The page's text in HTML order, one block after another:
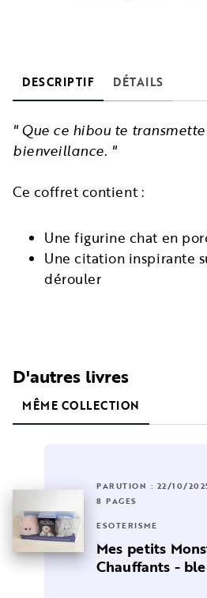
DESCRIPTIF DÉTAILS
" Que ce hibou te
bienveillance. "
Ce coffret contient :
Une figurine chat en
Une citation inspirante
dérouler
D'autres livres
MÊME COLLECTION
PARUTION : 22/10/
8 PAGES
ESOTÉRISME
Mes petits
Chauffants -